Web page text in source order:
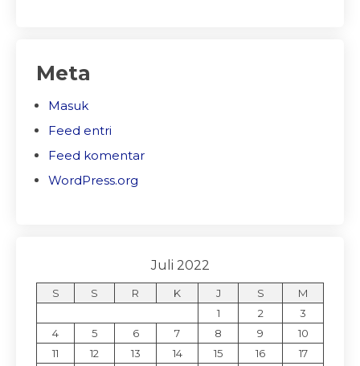
Meta
Masuk
Feed entri
Feed komentar
WordPress.org
Juli 2022
S S R K J S
M
1
2
3
4
5 6 7 8 9
10
11
12 13 14 15 16
17